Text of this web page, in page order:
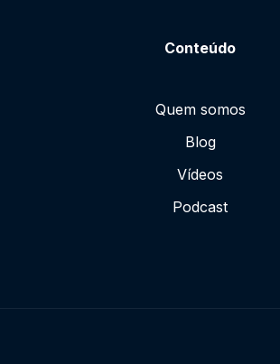
Conteúdo
Quem somos
Blog
Vídeos
Podcast